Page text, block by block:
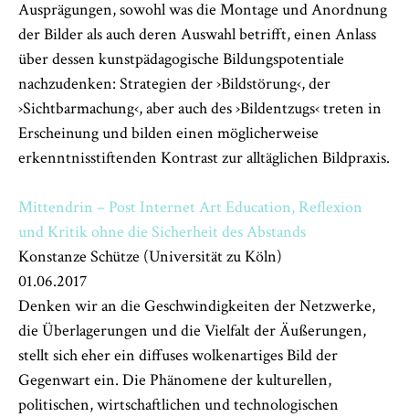
Ausprägungen, sowohl was die Montage und Anordnung
der Bilder als auch deren Auswahl betrifft, einen Anlass
über dessen kunstpädagogische Bildungspotentiale
nachzudenken: Strategien der ›Bildstörung‹, der
›Sichtbarmachung‹, aber auch des ›Bildentzugs‹ treten in
Erscheinung und bilden einen möglicherweise
erkenntnisstiftenden Kontrast zur alltäglichen Bildpraxis.
Mittendrin – Post Internet Art Education, Reflexion
und Kritik ohne die Sicherheit des Abstands
Konstanze Schütze (Universität zu Köln)
01.06.2017
Denken wir an die Geschwindigkeiten der Netzwerke,
die Überlagerungen und die Vielfalt der Äußerungen,
stellt sich eher ein diffuses wolkenartiges Bild der
Gegenwart ein. Die Phänomene der kulturellen,
politischen, wirtschaftlichen und technologischen